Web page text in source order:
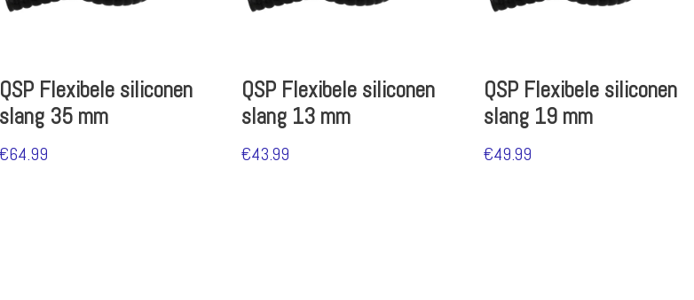
QSP Flexibele siliconen
slang 35 mm
€64.99
QSP Flexibele siliconen
slang 13 mm
€43.99
QSP Flexibele siliconen
slang 19 mm
€49.99